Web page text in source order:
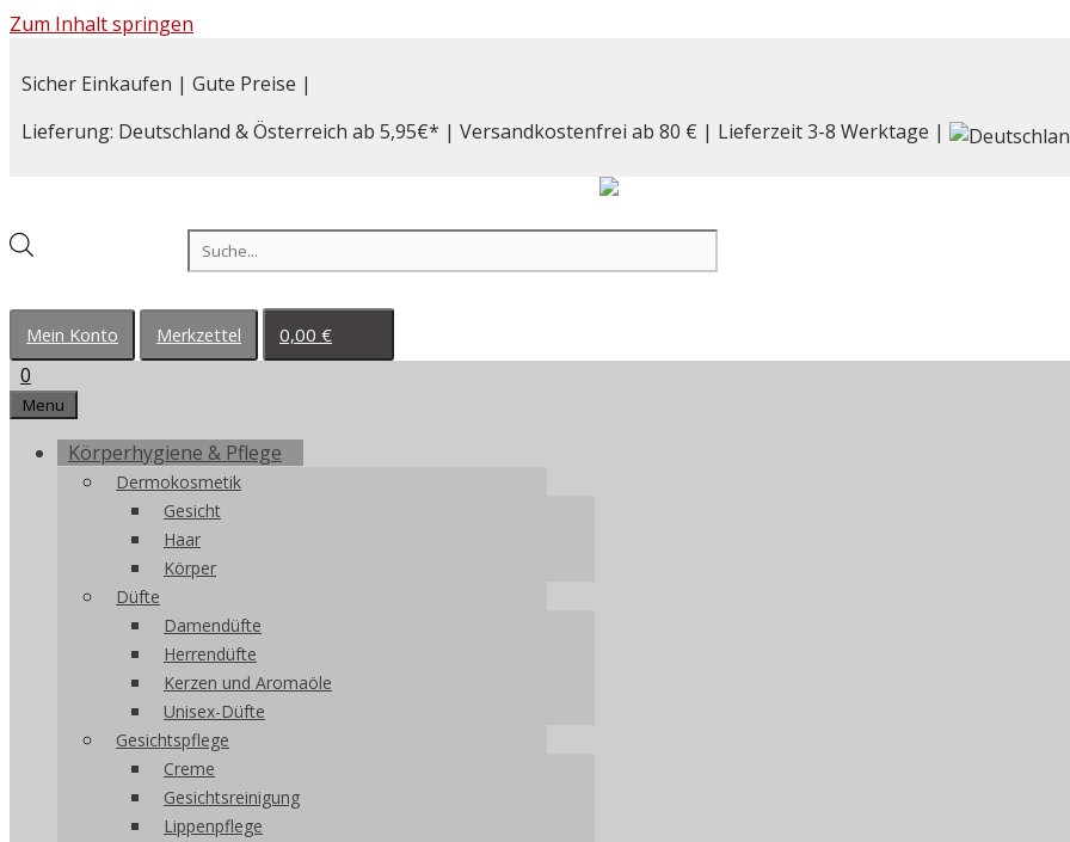
Zum Inhalt springen
Sicher Einkaufen | Gute Preise |
Lieferung: Deutschland & Österreich ab 5,95€* | Versandkostenfrei ab 80 € | Lieferzeit 3-8 Werktage |
Mein Konto Merkzettel 0,00 €
0
Menu
Körperhygiene & Pflege
Dermokosmetik
Gesicht
Haar
Körper
Düfte
Damendüfte
Herrendüfte
Kerzen und Aromaöle
Unisex-Düfte
Gesichtspflege
Creme
Gesichtsreinigung
Lippenpflege